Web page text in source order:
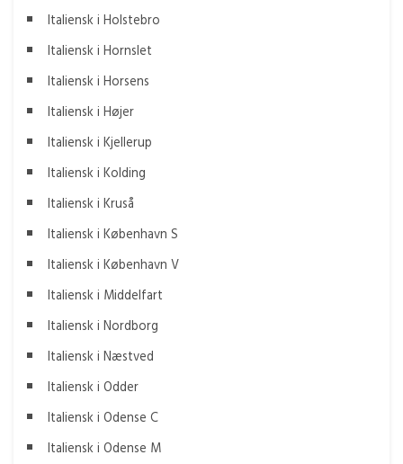
Italiensk i Holstebro
Italiensk i Hornslet
Italiensk i Horsens
Italiensk i Højer
Italiensk i Kjellerup
Italiensk i Kolding
Italiensk i Kruså
Italiensk i København S
Italiensk i København V
Italiensk i Middelfart
Italiensk i Nordborg
Italiensk i Næstved
Italiensk i Odder
Italiensk i Odense C
Italiensk i Odense M